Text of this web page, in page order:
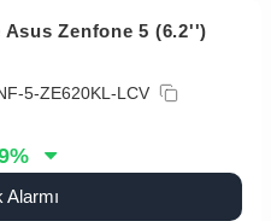
Zenfone 5 (6.2'')
5-ZE620KL-LCV
%
Alarmı